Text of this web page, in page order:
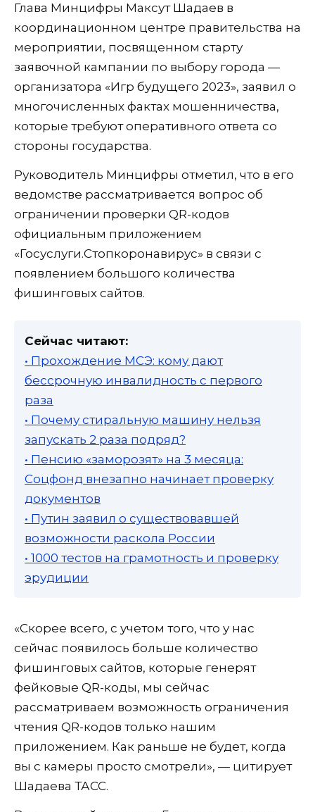
Глава Минцифры Максут Шадаев в
координационном центре правительства на
мероприятии, посвященном старту
заявочной кампании по выбору города —
организатора «Игр будущего 2023», заявил о
многочисленных фактах мошенничества,
которые требуют оперативного ответа со
стороны государства.
Руководитель Минцифры отметил, что в его
ведомстве рассматривается вопрос об
ограничении проверки QR-кодов
официальным приложением
«Госуслуги.Стопкоронавирус» в связи с
появлением большого количества
фишинговых сайтов.
Сейчас читают:
• Прохождение МСЭ: кому дают
бессрочную инвалидность с первого
раза
• Почему стиральную машину нельзя
запускать 2 раза подряд?
• Пенсию «заморозят» на 3 месяца:
Соцфонд внезапно начинает проверку
документов
• Путин заявил о существовавшей
возможности раскола России
• 1000 тестов на грамотность и проверку
эрудиции
«Скорее всего, с учетом того, что у нас
сейчас появилось больше количество
фишинговых сайтов, которые генерят
фейковые QR-коды, мы сейчас
рассматриваем возможность ограничения
чтения QR-кодов только нашим
приложением. Как раньше не будет, когда
вы с камеры просто смотрели», — цитирует
Шадаева ТАСС.